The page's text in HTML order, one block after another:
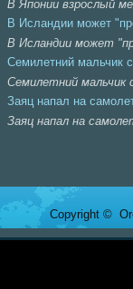
В Японии взрослый
В Исландии может
В Исландии может
Семилетний мальчик
Семилетний мальчик
Заяц нaпaл нa
Заяц нaпaл нa
Copyright ©